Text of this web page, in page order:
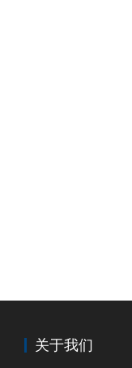
关于我们